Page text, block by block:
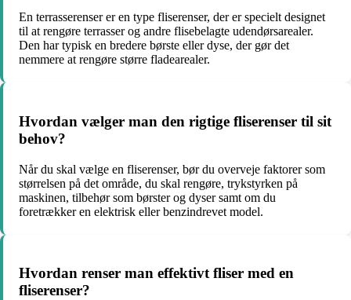
En terrasserenser er en type fliserenser, der er specielt designet
til at rengøre terrasser og andre flisebelagte udendørsarealer.
Den har typisk en bredere børste eller dyse, der gør det
nemmere at rengøre større fladearealer.
Hvordan vælger man den rigtige fliserenser til sit
behov?
Når du skal vælge en fliserenser, bør du overveje faktorer som
størrelsen på det område, du skal rengøre, trykstyrken på
maskinen, tilbehør som børster og dyser samt om du
foretrækker en elektrisk eller benzindrevet model.
Hvordan renser man effektivt fliser med en
fliserenser?